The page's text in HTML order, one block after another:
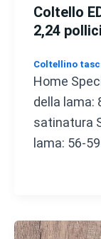
Coltello
2,24
Coltellino
Home
della lama:
satinatura
lama: 56-